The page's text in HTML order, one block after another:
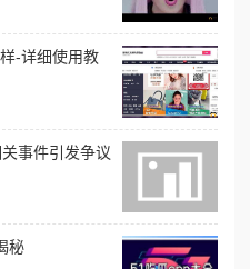
-详细使用教
事件引发争议
秘